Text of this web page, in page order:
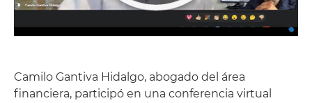
Camilo Gantiva Hidalgo, abogado del área
financiera, participó en una conferencia virtual